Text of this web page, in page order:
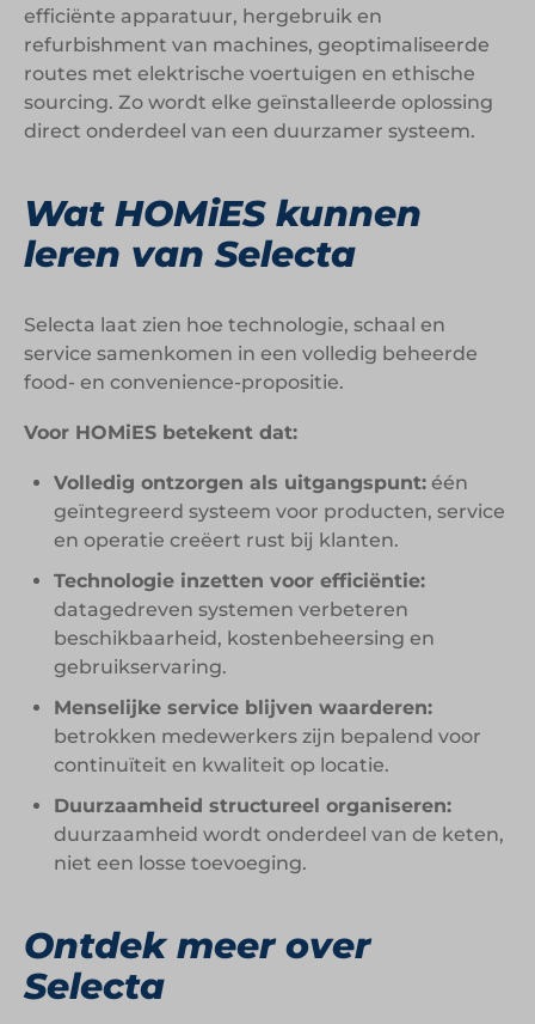
efficiënte apparatuur, hergebruik en
refurbishment van machines, geoptimaliseerde
routes met elektrische voertuigen en ethische
sourcing. Zo wordt elke geïnstalleerde oplossing
direct onderdeel van een duurzamer systeem.
Wat HOMiES kunnen
leren van Selecta
Selecta laat zien hoe technologie, schaal en
service samenkomen in een volledig beheerde
food- en convenience-propositie.
Voor HOMiES betekent dat:
Volledig ontzorgen als uitgangspunt: één
geïntegreerd systeem voor producten, service
en operatie creëert rust bij klanten.
Technologie inzetten voor efficiëntie:
datagedreven systemen verbeteren
beschikbaarheid, kostenbeheersing en
gebruikservaring.
Menselijke service blijven waarderen:
betrokken medewerkers zijn bepalend voor
continuïteit en kwaliteit op locatie.
Duurzaamheid structureel organiseren:
duurzaamheid wordt onderdeel van de keten,
niet een losse toevoeging.
Ontdek meer over
Selecta